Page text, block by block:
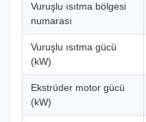
Vuruşlu ısıtma bölgesi
numarası
Vuruşlu ısıtma gücü
(kW)
Ekstrüder motor gücü
(kW)